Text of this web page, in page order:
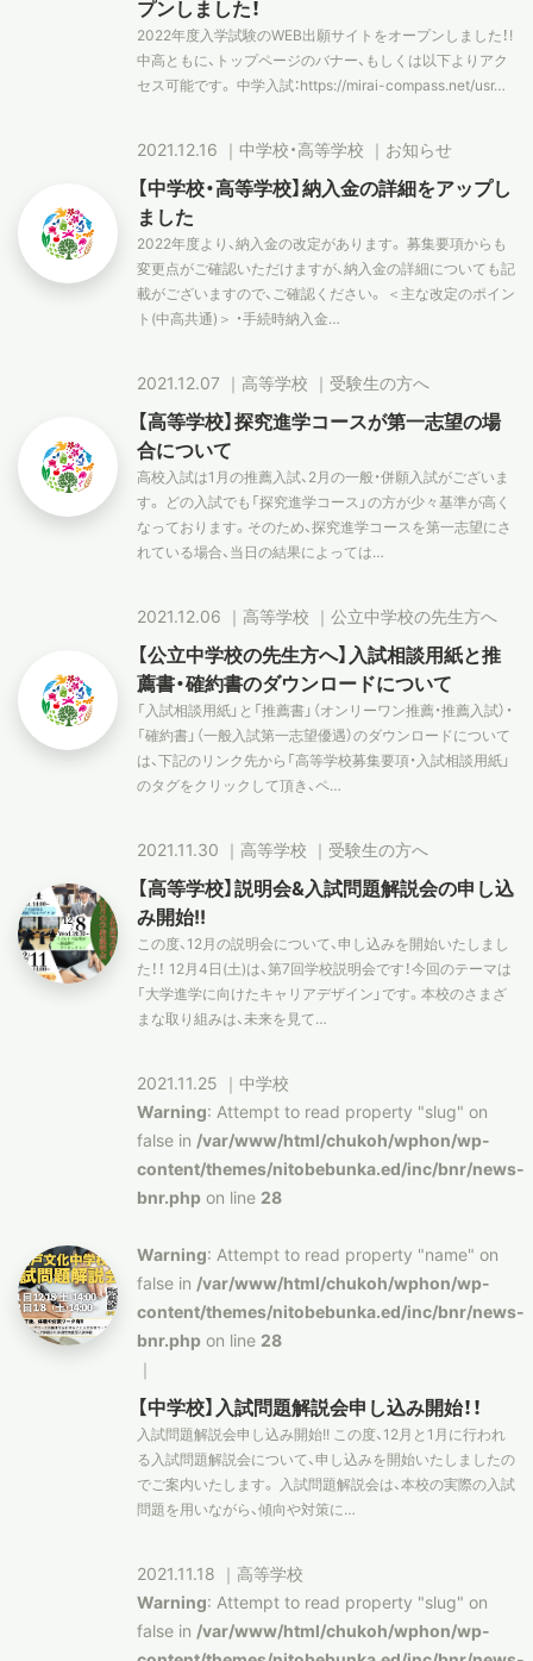
プンしました！
2022年度入学試験のWEB出願サイトをオープンしました！!
中高ともに、トップページのバナー、もしくは以下よりアク
セス可能です。 中学入試：https://mirai-compass.net/usr…
2021.12.16 ｜ 中学校・高等学校 ｜ お知らせ
【中学校・高等学校】納入金の詳細をアップし
ました
2022年度より、納入金の改定があります。 募集要項からも
変更点がご確認いただけますが、納入金の詳細についても記
載がございますので、ご確認ください。 ＜主な改定のポイン
ト(中高共通)＞ ・手続時納入金…
2021.12.07 ｜ 高等学校 ｜ 受験生の方へ
【高等学校】探究進学コースが第一志望の場
合について
高校入試は1月の推薦入試、2月の一般・併願入試がございま
す。 どの入試でも「探究進学コース」の方が少々基準が高く
なっております。そのため、探究進学コースを第一志望にさ
れている場合、当日の結果によっては…
2021.12.06 ｜ 高等学校 ｜ 公立中学校の先生方へ
【公立中学校の先生方へ】入試相談用紙と推
薦書・確約書のダウンロードについて
「入試相談用紙」と「推薦書」（オンリーワン推薦・推薦入試）・
「確約書」（一般入試第一志望優遇）のダウンロードについて
は、下記のリンク先から「高等学校募集要項・入試相談用紙」
のタグをクリックして頂き、ペ…
2021.11.30 ｜ 高等学校 ｜ 受験生の方へ
【高等学校】説明会&入試問題解説会の申し込
み開始!!
この度、12月の説明会について、申し込みを開始いたしまし
た！！ 12月4日(土)は、第7回学校説明会です！今回のテーマは
「大学進学に向けたキャリアデザイン」です。本校のさまざ
まな取り組みは、未来を見て…
2021.11.25 ｜ 中学校
Warning: Attempt to read property "slug" on
false in /var/www/html/chukoh/wphon/wp-
content/themes/nitobebunka.ed/inc/bnr/news-
bnr.phpon line 28
Warning: Attempt to read property "name" on
false in /var/www/html/chukoh/wphon/wp-
content/themes/nitobebunka.ed/inc/bnr/news-
bnr.phpon line 28
｜
【中学校】入試問題解説会申し込み開始！！
入試問題解説会申し込み開始!! この度、12月と1月に行われ
る入試問題解説会について、申し込みを開始いたしましたの
でご案内いたします。 入試問題解説会は、本校の実際の入試
問題を用いながら、傾向や対策に…
2021.11.18 ｜ 高等学校
Warning: Attempt to read property "slug" on
false in /var/www/html/chukoh/wphon/wp-